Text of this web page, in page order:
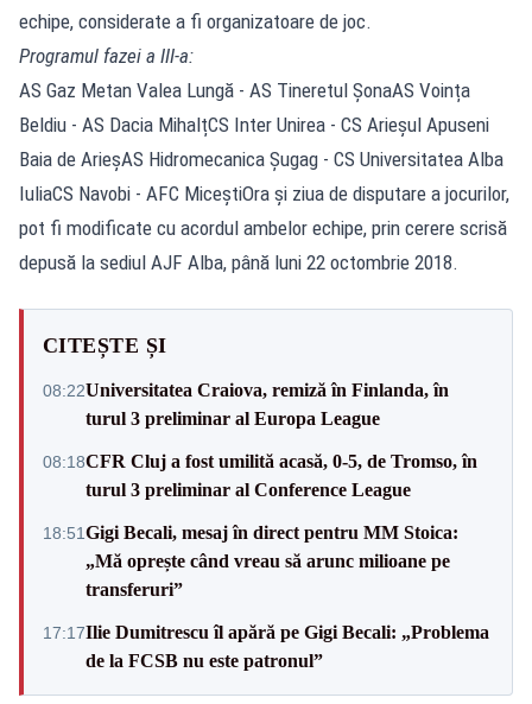
echipe, considerate a fi organizatoare de joc.
Programul fazei a III-a:
AS Gaz Metan Valea Lungă - AS Tineretul ȘonaAS Voința
Beldiu - AS Dacia MihalțCS Inter Unirea - CS Arieșul Apuseni
Baia de ArieșAS Hidromecanica Șugag - CS Universitatea Alba
IuliaCS Navobi - AFC MiceștiOra şi ziua de disputare a jocurilor,
pot fi modificate cu acordul ambelor echipe, prin cerere scrisă
depusă la sediul AJF Alba, până luni 22 octombrie 2018.
CITEȘTE ȘI
08:22Universitatea Craiova, remiză în Finlanda, în
turul 3 preliminar al Europa League
08:18CFR Cluj a fost umilită acasă, 0-5, de Tromso, în
turul 3 preliminar al Conference League
18:51Gigi Becali, mesaj în direct pentru MM Stoica:
„Mă oprește când vreau să arunc milioane pe
transferuri”
17:17Ilie Dumitrescu îl apără pe Gigi Becali: „Problema
de la FCSB nu este patronul”